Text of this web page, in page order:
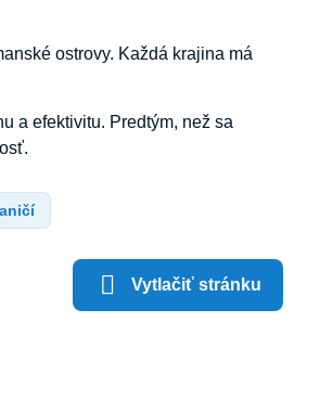
ostrovy. Každá krajina má
a efektivitu. Predtým, než sa
Vytlačiť stránku